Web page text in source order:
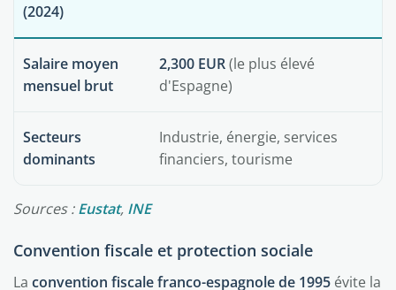
(2024)
Salaire moyen
mensuel brut
2,300 EUR(le plus élevé
d'Espagne)
Secteurs
dominants
Industrie, énergie, services
financiers, tourisme
Sources :Eustat, INE
Convention fiscale et protection sociale
La convention fiscale franco-espagnole de 1995 évite la